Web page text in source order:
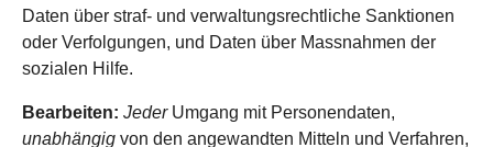
Daten über straf- und verwaltungs­rechtliche Sanktionen
oder Verfolgungen, und Daten über Mass­nahmen der
sozialen Hilfe.
Bearbeiten: JederUmgang mit Personen­daten,
unabhängig von den angewandten Mitteln und Verfahren,